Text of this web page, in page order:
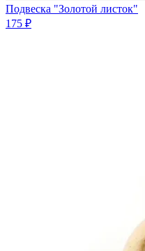
Подвеска "Золотой листок"
175 ₽